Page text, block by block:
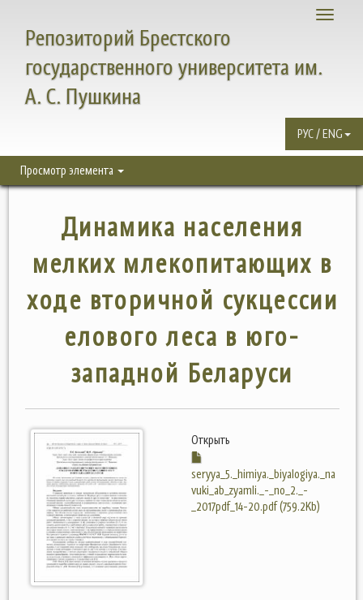
Toggle
Репозиторий Брестского
государственного университета им.
А. С. Пушкина
РУС / ENG
Просмотр элемента
Динамика населения
мелких млекопитающих в
ходе вторичной сукцессии
елового леса в юго-
западной Беларуси
Открыть
seryya_5._himiya._biyalogiya._na
vuki_ab_zyamli._-_no_2._-
_2017pdf_14-20.pdf (759.2Kb)